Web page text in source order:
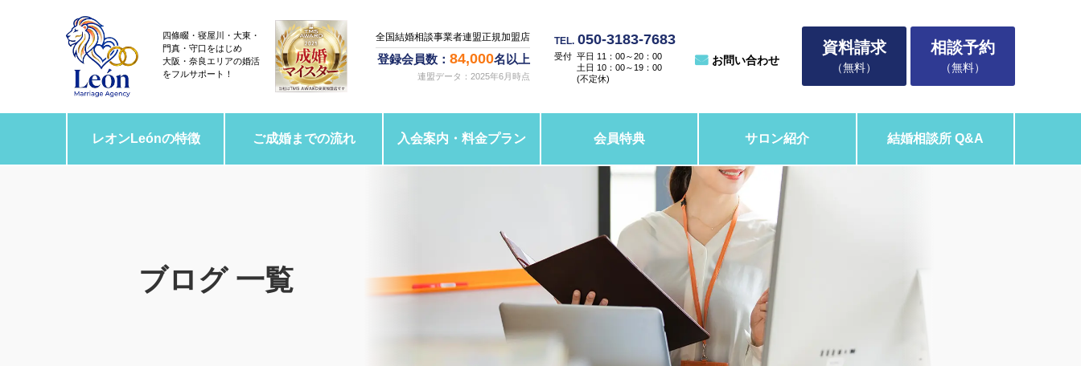
四條畷・寝屋川・大東・
門真・守口をはじめ
大阪・奈良エリアの婚活
をフルサポート！
全国結婚相談事業者連盟正規加盟店
登録会員数： 84,000名以上
連盟データ：2025年6月時点
TEL. 050-3183-7683
平日 11：00～20：00
土日 10：00～19：00
(不定休)
お問い合わせ
資料請求
（無料）
相談予約
（無料）
レオンLeónの特徴 ご成婚までの流れ 入会案内・料金プラン 会員特典 サロン紹介 結婚相談所 Q&A
ブログ 一覧